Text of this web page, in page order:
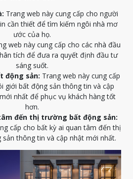
Trang web này cung cấp cho người
cần thiết để tìm kiếm ngôi nhà mơ
ước của họ.
web này cung cấp cho các nhà đầu
tích để đưa ra quyết định đầu tư
sáng suốt.
động sản: Trang web này cung cấp
giới bất động sản thông tin và cập
nhất để phục vụ khách hàng tốt
hơn.
đến thị trường bất động sản:
cấp cho bất kỳ ai quan tâm đến thị
thông tin và cập nhật mới nhất.